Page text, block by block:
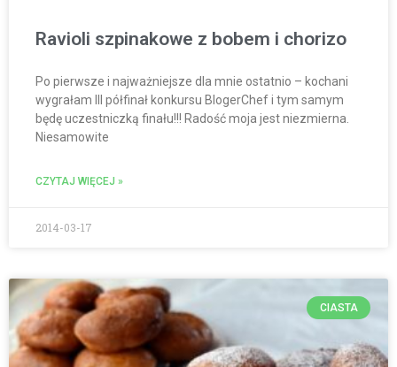
Ravioli szpinakowe z bobem i chorizo
Po pierwsze i najważniejsze dla mnie ostatnio – kochani
wygrałam III półfinał konkursu BlogerChef i tym samym
będę uczestniczką finału!!! Radość moja jest niezmierna.
Niesamowite
CZYTAJ WIĘCEJ »
2014-03-17
CIASTA